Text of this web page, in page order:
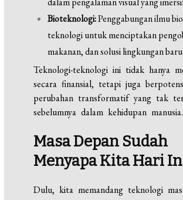
Bioteknologi:Penggabungan ilmu
teknologi untuk menciptakan
makanan, dan solusi lingkungan baru.
Teknologi-teknologi ini tidak hanya
secara finansial, tetapi juga
perubahan transformatif yang tak
sebelumnya dalam kehidupan manusia.
Masa Depan Sudah
Menyapa Kita Hari
Dulu, kita memandang teknologi